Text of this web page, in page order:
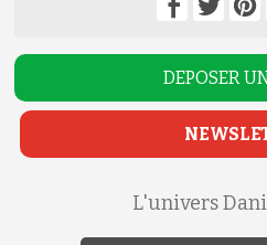
DEPOSER
L'univers